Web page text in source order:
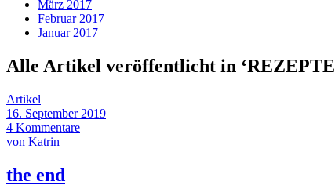
März 2017
Februar 2017
Januar 2017
Alle Artikel veröffentlicht in ‘REZEPTE
Artikel
16. September 2019
4 Kommentare
von Katrin
the end